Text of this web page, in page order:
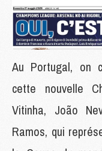
Au Portugal, on
cette nouvelle
Vitinha, João
Ramos, qui